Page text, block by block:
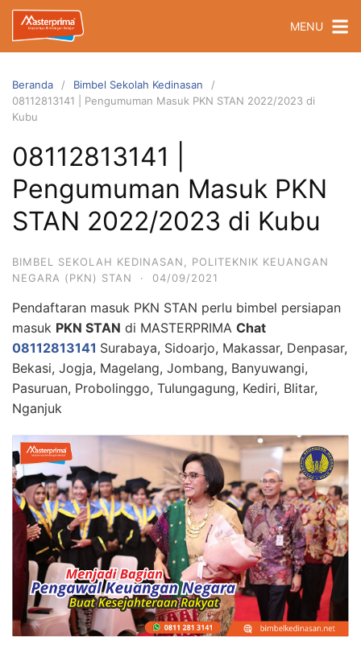
Langsung
konten
MENU
Beranda
Bimbel Sekolah Kedinasan
08112813141 | Pengumuman Masuk PKN STAN 2022/2023 di
Kubu
08112813141 |
Pengumuman Masuk PKN
STAN 2022/2023 di Kubu
BIMBEL SEKOLAH KEDINASAN
POLITEKNIK KEUANGAN
NEGARA (PKN) STAN
· 04/09/2021
Pendaftaran masuk PKN STAN perlu bimbel persiapan
masuk PKN STAN di MASTERPRIMA Chat
08112813141 Surabaya, Sidoarjo, Makassar, Denpasar,
Bekasi, Jogja, Magelang, Jombang, Banyuwangi,
Pasuruan, Probolinggo, Tulungagung, Kediri, Blitar,
Nganjuk